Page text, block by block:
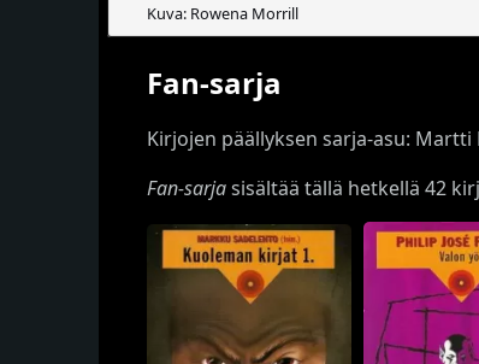
Kuva: Rowena Morrill
Fan-sarja
Kirjojen päällyksen sarja-asu: Martti
Fan-sarjasisältää tällä hetkellä 42